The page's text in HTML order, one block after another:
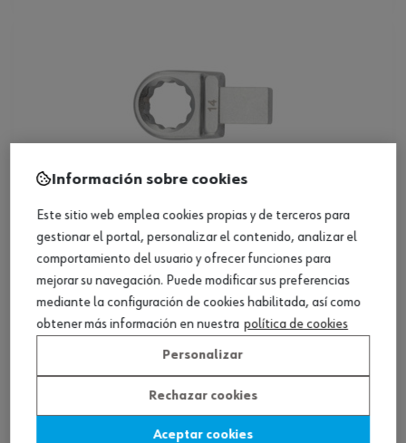
ref.:0714750614
RGWRNCH-9X12MM-PLUG-IN-4PT-14MM
Loading...
Información sobre cookies
Este sitio web emplea cookies propias y de terceros para
gestionar el portal, personalizar el contenido, analizar el
comportamiento del usuario y ofrecer funciones para
mejorar su navegación. Puede modificar sus preferencias
mediante la configuración de cookies habilitada, así como
obtener más información en nuestra política de cookies
Personalizar
Rechazar cookies
Aceptar cookies